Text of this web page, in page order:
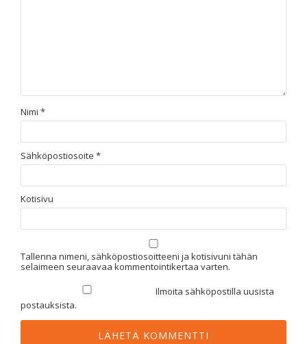
Nimi *
Sähköpostiosoite *
Kotisivu
Tallenna nimeni, sähköpostiosoitteeni ja kotisivuni tähän
selaimeen seuraavaa kommentointikertaa varten.
Ilmoita sähköpostilla uusista
postauksista.